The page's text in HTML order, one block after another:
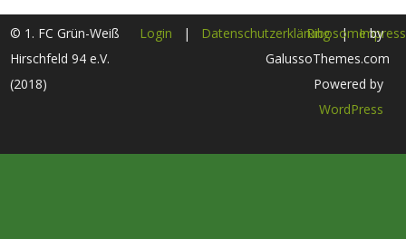
© 1. FC Grün-Weiß
Hirschfeld 94 e.V.
(2018)
Login | Datenschutzerklärung|
Ribosomeby
GalussoThemes.com
Powered by
WordPress